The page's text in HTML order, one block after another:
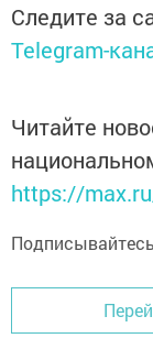
Следите за
Telegram-
Читайте
https://